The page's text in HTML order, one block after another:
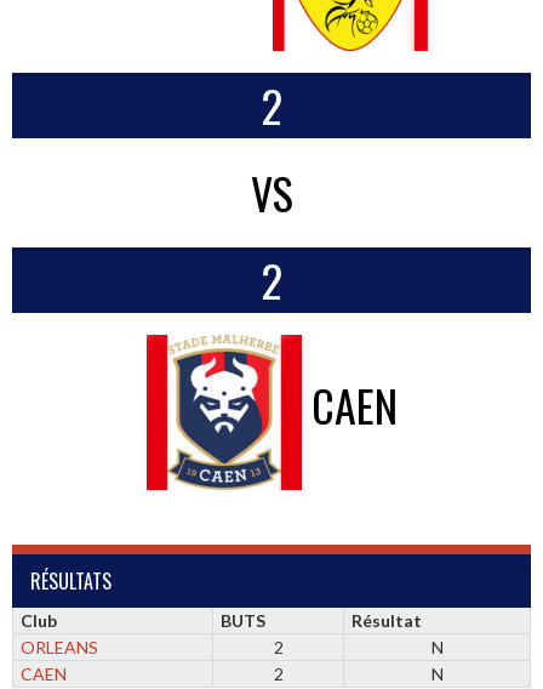
2
VS
2
CAEN
RÉSULTATS
Club BUTS
Résultat
ORLEANS
2
N
CAEN
2 N